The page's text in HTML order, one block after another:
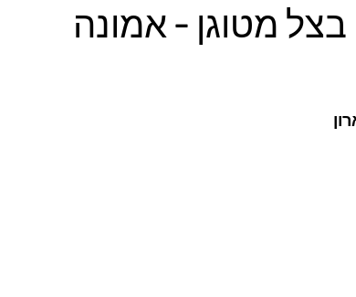
מטוגן - אמונה